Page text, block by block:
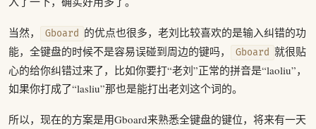
当然， Gboard
的优点也很多，老刘比较喜欢的是输入纠错的功
能，全键盘的时候不是容易误碰到周边的键吗，
Gboard 就很贴
心的给你纠错过来了，比如你要打“老刘”正常的拼音是“laoliu”，
如果你打成了“lasliu”那也是能打出老刘这个词的。
所以，现在的方案是用Gboard来熟悉全键盘的键位，将来有一天